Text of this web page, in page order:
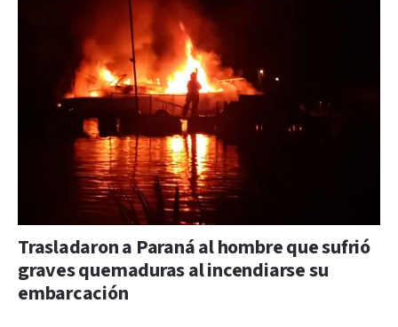
Trasladaron a Paraná al hombre que sufrió
graves quemaduras al incendiarse su
embarcación